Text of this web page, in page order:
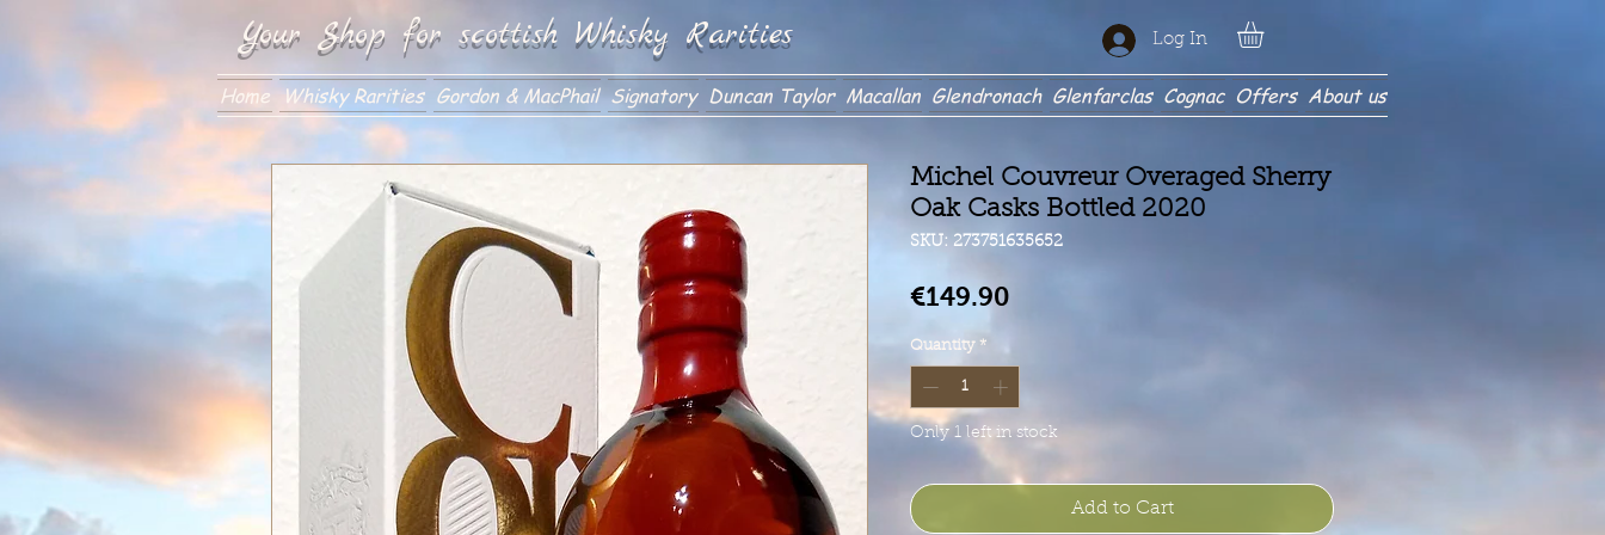
Your Shop for scottish Whisky Rarities Log In
Home Whisky Rarities Gordon & MacPhail Signatory Duncan Taylor Macallan Glendronach Glenfarclas Cognac Offers About us
Michel Couvreur Overaged Sherry
Oak Casks Bottled 2020
SKU: 273751635652
€149.90Price
Quantity *
Only 1 left in stock
Add to Cart